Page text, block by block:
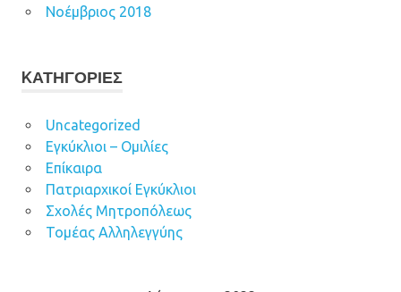
Νοέμβριος 2018
KΑΤΗΓΟΡΊΕΣ
Uncategorized
Εγκύκλιοι – Ομιλίες
Επίκαιρα
Πατριαρχικοί Εγκύκλιοι
Σχολές Μητροπόλεως
Τομέας Αλληλεγγύης